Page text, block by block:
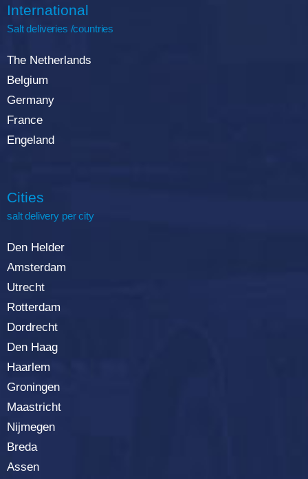
International
Salt deliveries /countries
The Netherlands
Belgium
Germany
France
Engeland
Cities
salt delivery per city
Den Helder
Amsterdam
Utrecht
Rotterdam
Dordrecht
Den Haag
Haarlem
Groningen
Maastricht
Nijmegen
Breda
Assen